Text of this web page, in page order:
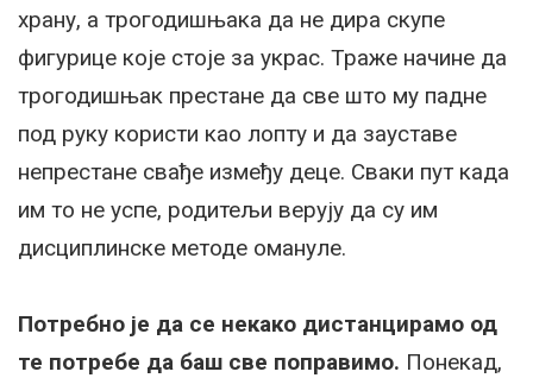
храну, а трогодишњака да не дира скупе
фигурице које стоје за украс. Траже начине да
трогодишњак престане да све што му падне
под руку користи као лопту и да зауставе
непрестане свађе између деце. Сваки пут када
им то не успе, родитељи верују да су им
дисциплинске методе омануле.
Потребно је да се некако дистанцирамо од
те потребе да баш све поправимо. Понекад,